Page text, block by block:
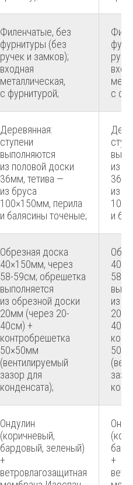
Филенчатые, без
фурнитуры (без
ручек и замков);
входная
металлическая,
с фурнитурой;
с
Деревянная:
ступени
выполняются
из половой доски
36мм, тетива —
из бруса
100×150мм, перила
и балясины точеные;
из
из
и
Обрезная доска
40×150мм, через
58-59см; обрешетка
выполняется
из обрезной доски
20мм (через 20-
40см) +
контробрешетка
50×50мм
(вентилируемый
зазор для
конденсата);
58-
из
Ондулин
(коричневый,
бардовый, зеленый)
+
ветровлагозащитная
+